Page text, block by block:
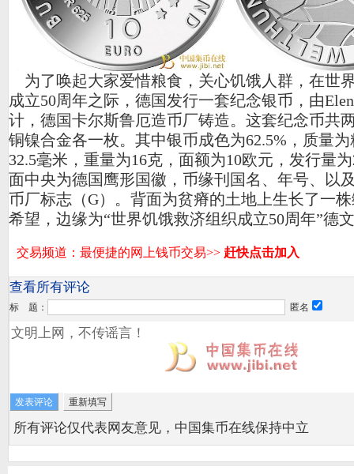
为了唤起大家爱惜粮食，关心饥饿人群，在世
成立50周年之际，德国发行一套纪念银币，由
计，德国卡尔斯鲁厄造币厂铸造。这套纪念币共
铜镍合金各一枚。其中银币成色为62.5%，质量
32.5毫米，重量为16克，面额为10欧元，发行量
面中央为德国鹰形国徽，币缘刊国名、年号、以
币厂标志（G）。背面为贫瘠的土地上生长了一
希望，边缘为“世界饥饿救济组织成立50周年”德
查看所有评论
标 题： 匿名
所有评论仅代表网友意见，中国集币在线保持中立